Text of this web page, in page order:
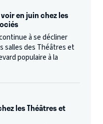
en juin chez les
à se décliner
salles des Théâtres et
populaire à la
les Théâtres et